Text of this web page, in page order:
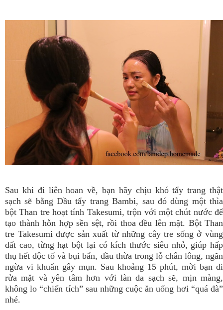
Sau khi đi liên hoan về, bạn hãy chịu khó tẩy trang thật
sạch sẽ bằngDầu tẩy trang Bambi, sau đó dùng một thìa
bột Than tre hoạt tính Takesumi, trộn với một chút nước để
tạo thành hỗn hợp sền sệt, rồi thoa đều lên mặt. Bột Than
tre Takesumi được sản xuất từ những cây tre sống ở vùng
đất cao, từng hạt bột lại có kích thước siêu nhỏ, giúp hấp
thụ hết độc tố và bụi bẩn, dầu thừa trong lỗ chân lông, ngăn
ngừa vi khuẩn gây mụn. Sau khoảng 15 phút, mời bạn đi
rửa mặt và yên tâm hơn với làn da sạch sẽ, mịn màng,
không lo “chiến tích” sau những cuộc ăn uống hơi “quá đà”
nhé.